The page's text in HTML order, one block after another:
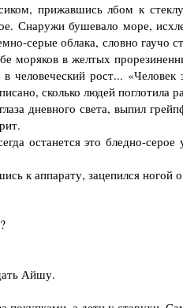
прижавшись лбом к
Снаружи бушевало море,
серые облака, словно
моряков в желтых
человеческий рост...
сколько людей поглотила
дневного света, выпил
останется это бледно-
к аппарату, зацепился ногой
Айшу.